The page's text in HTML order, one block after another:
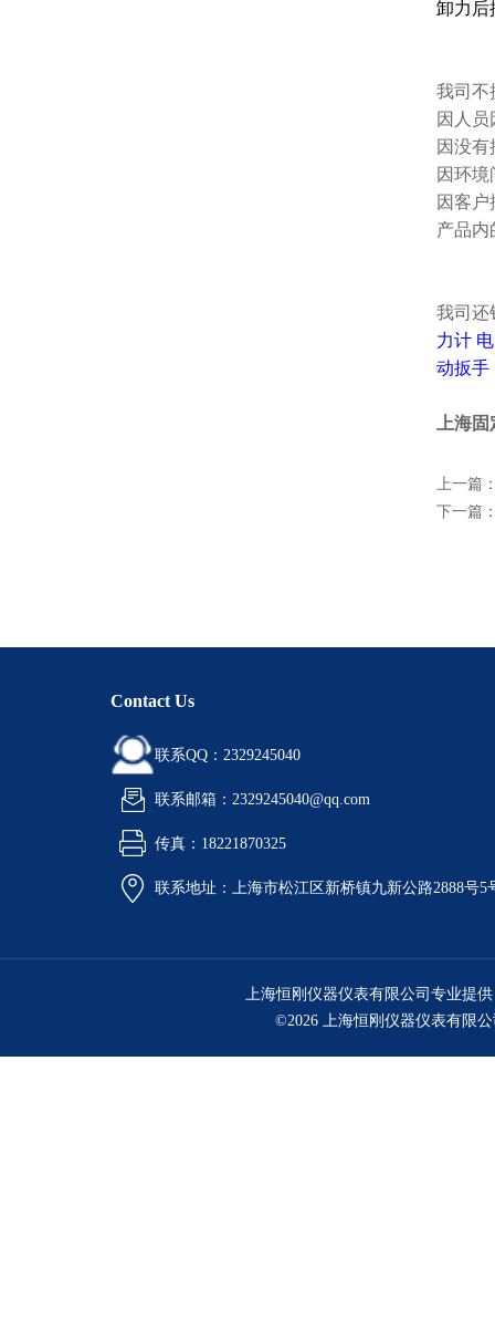
卸力后
我司不
因人
因没
因环
因客
产品内
我司
力计
动扳手
上海
上一篇
下一篇
Contact Us
联系QQ：2329245040
联系邮箱：2329245040@qq.com
传真：18221870325
联系地址：上海市松江区新桥镇九新公路2888号5
上海恒刚仪器仪表有限公司专业提
©2026 上海恒刚仪器仪表有限